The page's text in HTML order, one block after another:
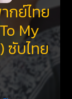
กย์ไทย
My
ซับไทย